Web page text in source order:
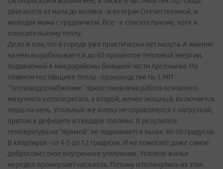
двигаются от мала до велика - и ветеран Отечественной, и
молодая мама с грудничком. Все - к спасительному, хотя и
относительному теплу.
Дело в том, что в городе уже практически нет мазута. А именно
на нем вырабатывается до 60 процентов тепловой энергии,
подаваемой в микрорайоны большей части Арсеньева. На
главном поставщике тепла - производстве № 1 МП
“Тепловодоснабжение” приостановлена работа основного
мазутного котлоагрегата, а второй, менее мощный, включается
лишь на ночь. Угольные же котлы не справляются с нагрузкой,
притом в дефиците и твердое топливо. В результате
температура на “прямой” не поднимается выше 40-50 градусов.
В квартирах - от 4-5 до 12 градусов. И не помогает даже самое
добросовестное внутреннее утепление. Угловое жилье
нередко промерзает насквозь. Потому и потянулись из этих